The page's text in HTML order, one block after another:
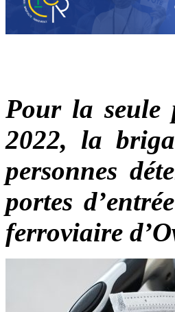
Pour la seule
2022, la
personnes
portes
ferroviaire